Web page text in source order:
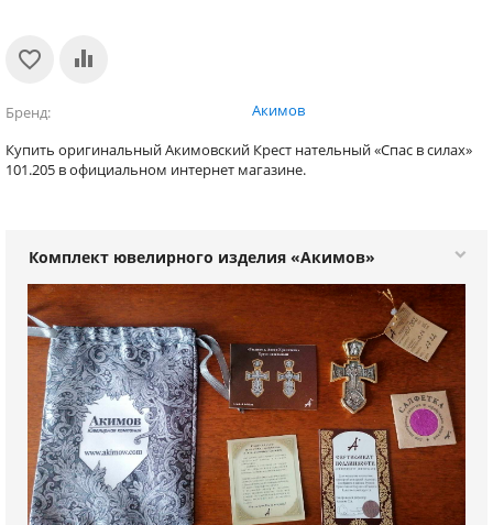
Бренд Акимов
Купить оригинальный Акимовский Крест нательный «Спас в силах»
101.205 в официальном интернет магазине.
Комплект ювелирного изделия «Акимов»